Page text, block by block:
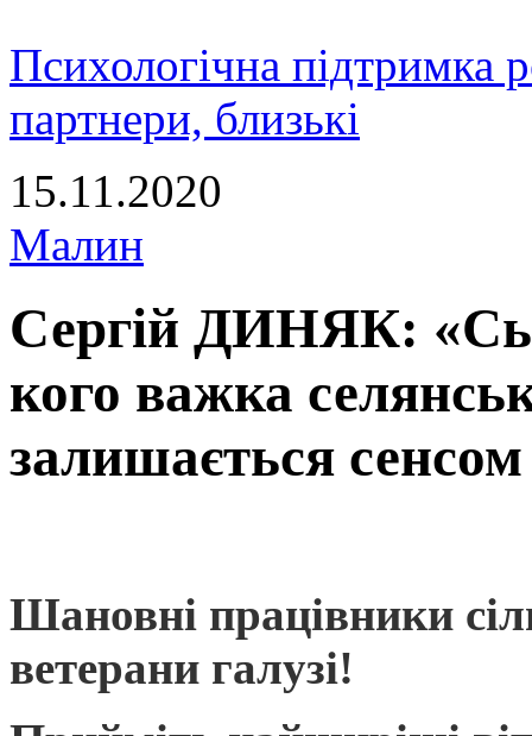
Психологічна підтримка
партнери, близькі
15.11.2020
Малин
Сергій ДИНЯК:
кого важка
залишається
Шановні працівники
ветерани галузі!